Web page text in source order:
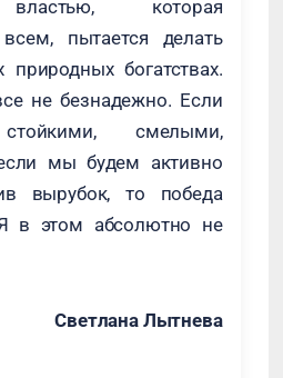
которая
пытается делать
богатствах.
не безнадежно. Если
смелыми,
мы будем активно
вырубок, то победа
в этом абсолютно не
Светлана Лытнева